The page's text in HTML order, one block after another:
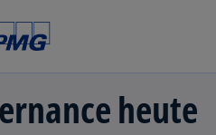
heute